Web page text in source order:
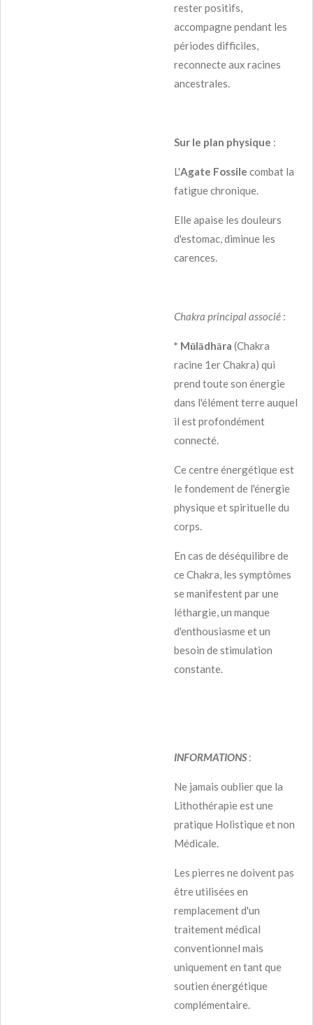
rester positifs,
accompagne pendant les
périodes difficiles,
reconnecte aux racines
ancestrales.
Sur le plan physique :
L'Agate Fossile combat la
fatigue chronique.
Elle apaise les douleurs
d'estomac, diminue les
carences.
Chakra principal associé :
* Mūlādhāra (Chakra
racine 1er Chakra) qui
prend toute son énergie
dans l'élément terre auquel
il est profondément
connecté.
Ce centre énergétique est
le fondement de l'énergie
physique et spirituelle du
corps.
En cas de déséquilibre de
ce Chakra, les symptômes
se manifestent par une
léthargie, un manque
d'enthousiasme et un
besoin de stimulation
constante.
INFORMATIONS:
Ne jamais oublier que la
Lithothérapie est une
pratique Holistique et non
Médicale.
Les pierres ne doivent pas
être utilisées en
remplacement d'un
traitement médical
conventionnel mais
uniquement en tant que
soutien énergétique
complémentaire.